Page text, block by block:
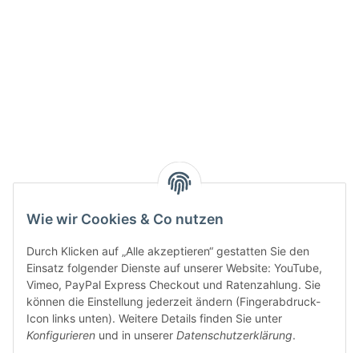
Wie wir Cookies & Co nutzen
Durch Klicken auf „Alle akzeptieren“ gestatten Sie den
Einsatz folgender Dienste auf unserer Website: YouTube,
Vimeo, PayPal Express Checkout und Ratenzahlung. Sie
können die Einstellung jederzeit ändern (Fingerabdruck-
Icon links unten). Weitere Details finden Sie unter
Konfigurieren und in unserer Datenschutzerklärung.
Gesetzliche Informationen